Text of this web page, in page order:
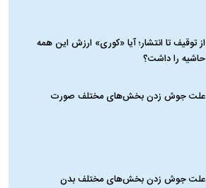
از توقیف تا انتشار؛ آیا «کوری» ارزش این همه
حاشیه را داشت؟
علت جوش زدن بخش‌های مختلف صورت
علت جوش زدن بخش‌های مختلف بدن